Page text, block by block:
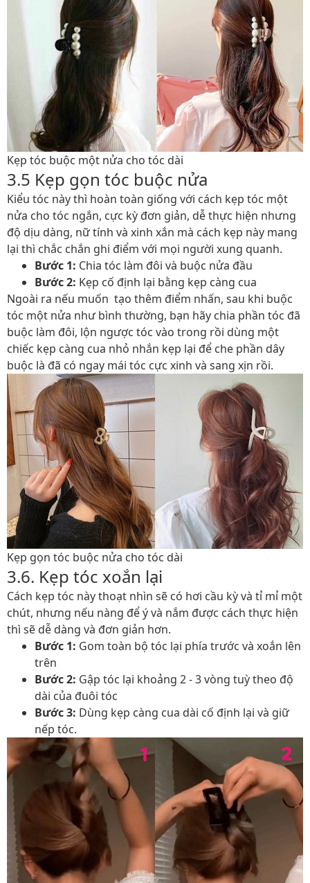
Kẹp tóc buộc một nửa cho tóc dài
3.5 Kẹp gọn tóc buộc nửa
Kiểu tóc này thì hoàn toàn giống với cách kẹp tóc một
nửa cho tóc ngắn, cực kỳ đơn giản, dễ thực hiện nhưng
độ dịu dàng, nữ tính và xinh xắn mà cách kẹp này mang
lại thì chắc chắn ghi điểm với mọi người xung quanh.
Bước 1: Chia tóc làm đôi và buộc nửa đầu
Bước 2: Kẹp cố định lại bằng kẹp càng cua
Ngoài ra nếu muốn tạo thêm điểm nhấn, sau khi buộc
tóc một nửa như bình thường, bạn hãy chia phần tóc đã
buộc làm đôi, lộn ngược tóc vào trong rồi dùng một
chiếc kẹp càng cua nhỏ nhắn kẹp lại để che phần dây
buộc là đã có ngay mái tóc cực xinh và sang xịn rồi.
Kẹp gọn tóc buộc nửa cho tóc dài
3.6. Kẹp tóc xoắn lại
Cách kẹp tóc này thoạt nhìn sẽ có hơi cầu kỳ và tỉ mỉ một
chút, nhưng nếu nàng để ý và nắm được cách thực hiện
thì sẽ dễ dàng và đơn giản hơn.
Bước 1: Gom toàn bộ tóc lại phía trước và xoắn lên
trên
Bước 2: Gập tóc lại khoảng 2 - 3 vòng tuỳ theo độ
dài của đuôi tóc
Bước 3: Dùng kẹp càng cua dài cố định lại và giữ
nếp tóc.